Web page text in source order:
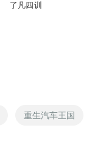
了凡四训
重生汽车王国